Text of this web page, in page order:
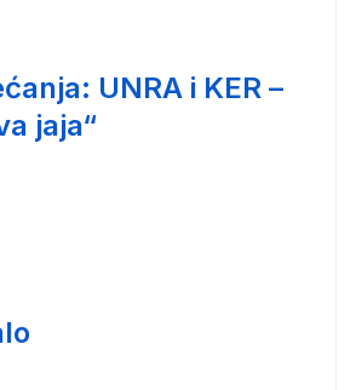
UNRA i KER –
jaja“